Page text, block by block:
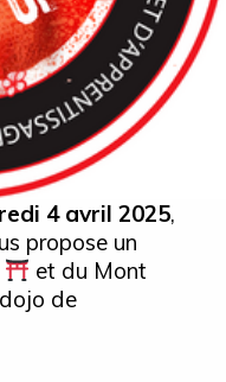
4 avril 2025,
propose un
et du Mont
de